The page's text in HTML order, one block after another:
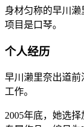
身材匀称的早川
项目是口琴。
个人经历
早川濑里奈出道
工作。
2005年底，她选